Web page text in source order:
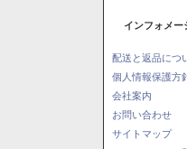
インフォメー
配送と返品につ
個人情報保護方
会社案内
お問い合わせ
サイトマップ